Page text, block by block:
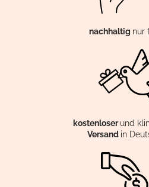
nachhaltig nur
kostenloserund
Versand in